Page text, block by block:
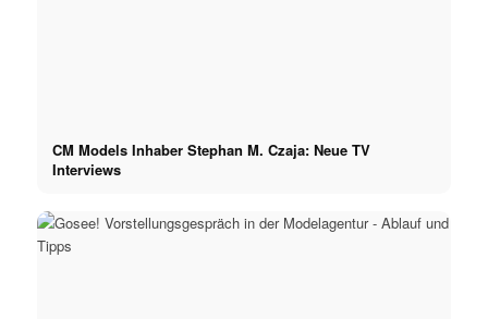
CM Models Inhaber Stephan M. Czaja: Neue TV
Interviews